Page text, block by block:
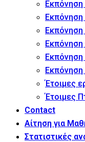
Εκπόνηση
Εκπόνηση
Εκπόνηση
Εκπόνηση
Έτοιμες
Έτοιμες
Contact
Αίτηση για
Στατιστικές